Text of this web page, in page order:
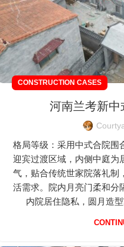
CONSTRUCTION CASES
河南兰考新
格局等级：采用中式合院围
迎宾过渡区域，内侧中庭为
气，贴合传统世家院落礼制
活需求。院内月亮门柔和分
内院居住隐私，圆月造